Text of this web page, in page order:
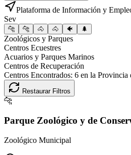
Plataforma de Información y
Sev
🐆 🐆 🐴 🐴 🐠 🌲
Zoológicos y Parques
Centros Ecuestres
Acuarios y Parques Marinos
Centros de Recuperación
Centros Encontrados: 6 en la Provincia
Restaurar Filtros
🐆
Parque Zoológico y de
Zoológico Municipal